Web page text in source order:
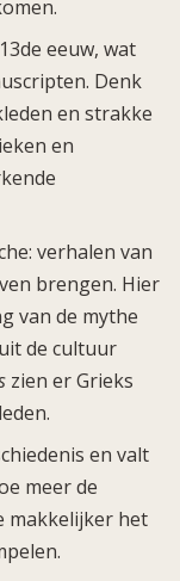
eeuw, wat
Denk
en strakke
en
verhalen van
brengen. Hier
van de mythe
de cultuur
zien er Grieks
en valt
meer de
makkelijker het